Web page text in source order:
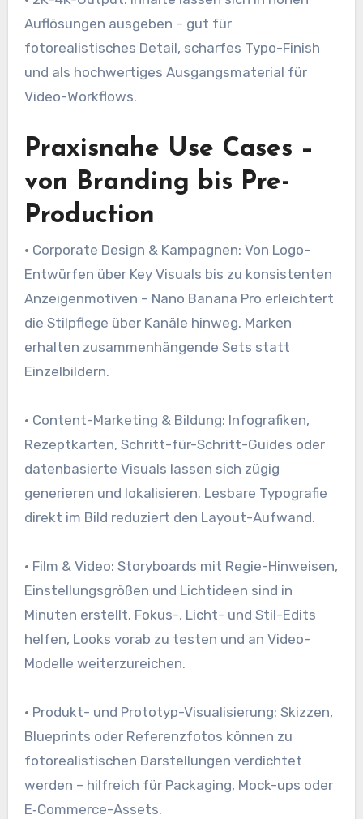
Auflösungen ausgeben – gut für
fotorealistisches Detail, scharfes Typo-Finish
und als hochwertiges Ausgangsmaterial für
Video-Workflows.
Praxisnahe Use Cases –
von Branding bis Pre-
Production
• Corporate Design & Kampagnen: Von Logo-
Entwürfen über Key Visuals bis zu konsistenten
Anzeigenmotiven – Nano Banana Pro erleichtert
die Stilpflege über Kanäle hinweg. Marken
erhalten zusammenhängende Sets statt
Einzelbildern.
• Content-Marketing & Bildung: Infografiken,
Rezeptkarten, Schritt-für-Schritt-Guides oder
datenbasierte Visuals lassen sich zügig
generieren und lokalisieren. Lesbare Typografie
direkt im Bild reduziert den Layout-Aufwand.
• Film & Video: Storyboards mit Regie-Hinweisen,
Einstellungsgrößen und Lichtideen sind in
Minuten erstellt. Fokus-, Licht- und Stil-Edits
helfen, Looks vorab zu testen und an Video-
Modelle weiterzureichen.
• Produkt- und Prototyp-Visualisierung: Skizzen,
Blueprints oder Referenzfotos können zu
fotorealistischen Darstellungen verdichtet
werden – hilfreich für Packaging, Mock-ups oder
E‑Commerce-Assets.